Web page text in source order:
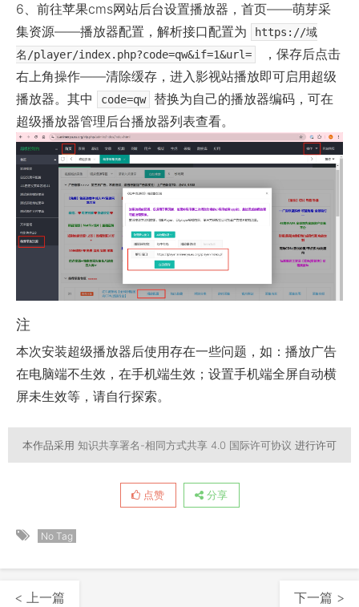
6、前往苹果cms网站后台设置播放器，首页——萌芽采
集资源——播放器配置，解析接口配置为
https://域
名/player/index.php?code=qw&if=1&url=
，保存后点击
右上角操作——清除缓存，进入影视站播放即可启用超级
播放器。其中
code=qw
替换为自己的播放器编码，可在
超级播放器管理后台播放器列表查看。
注
本次安装超级播放器后使用存在一些问题，如：播放广告
在电脑端不生效，在手机端生效；设置手机端全屏自动横
屏未生效等，请自行探索。
本作品采用 知识共享署名-相同方式共享 4.0 国际许可协议 进行许可
点赞 分享
No Tag
< 上一篇 下一篇 >